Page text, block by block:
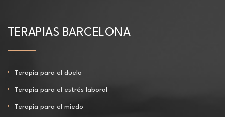
TERAPIAS BARCELONA
Terapia para el duelo
Terapia para el estrés laboral
Terapia para el miedo